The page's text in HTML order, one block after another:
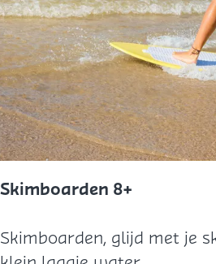
t
e
n
8
+
Skimboarden 8+
S
Skimboarden, glijd met je